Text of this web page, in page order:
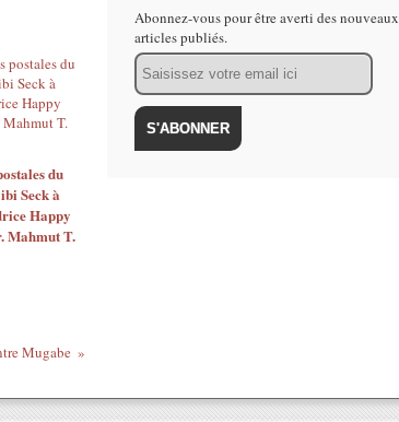
du
Seck à
Happy
Mahmut T.
Mugabe
Abonnez-vous pour être averti des nouveaux
articles publiés.
Email